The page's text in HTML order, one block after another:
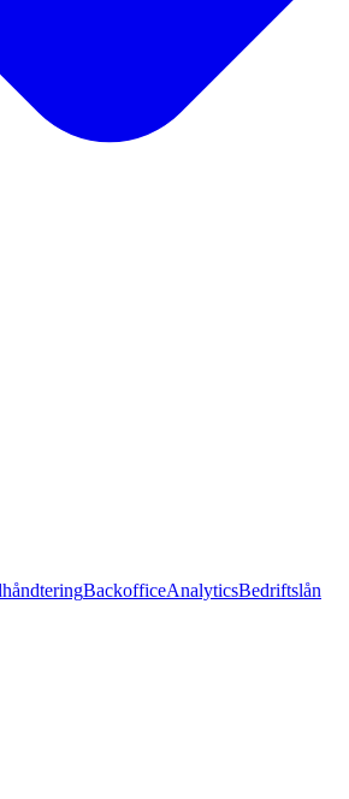
BackofficeAnalyticsBedriftslån